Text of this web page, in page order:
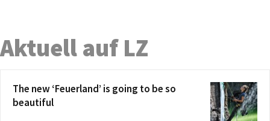
Aktuell auf LZ
The new ‘Feuerland’ is going to be so
beautiful